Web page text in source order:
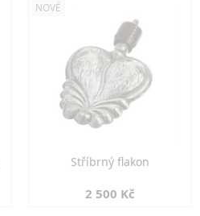
NOVÉ
Stříbrný flakon
2 500 Kč